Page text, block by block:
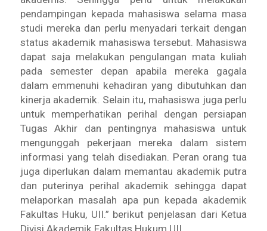
pendampingan kepada mahasiswa selama masa
studi mereka dan perlu menyadari terkait dengan
status akademik mahasiswa tersebut. Mahasiswa
dapat saja melakukan pengulangan mata kuliah
pada semester depan apabila mereka gagala
dalam emmenuhi kehadiran yang dibutuhkan dan
kinerja akademik. Selain itu, mahasiswa juga perlu
untuk memperhatikan perihal dengan persiapan
Tugas Akhir dan pentingnya mahasiswa untuk
mengunggah pekerjaan mereka dalam sistem
informasi yang telah disediakan. Peran orang tua
juga diperlukan dalam memantau akademik putra
dan puterinya perihal akademik sehingga dapat
melaporkan masalah apa pun kepada akademik
Fakultas Huku, UII.” berikut penjelasan dari Ketua